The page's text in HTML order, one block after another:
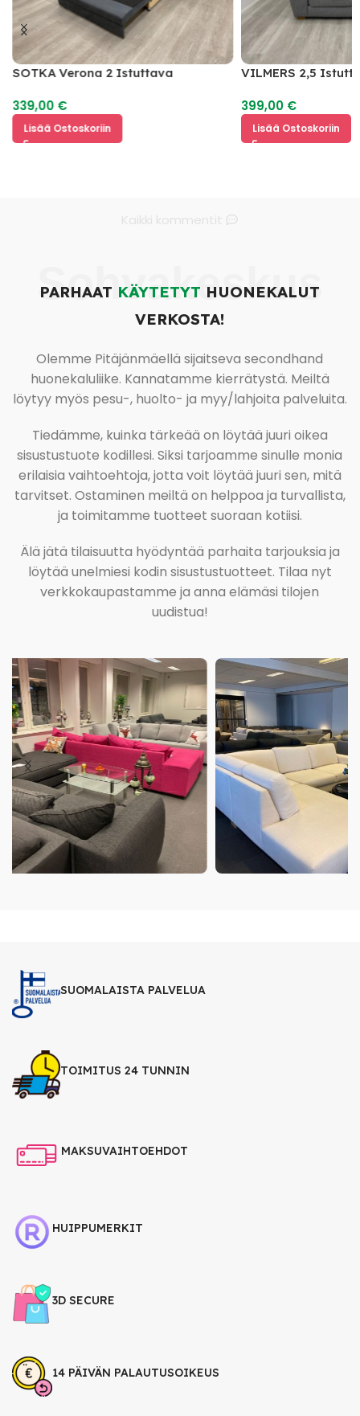
SOTKA Verona 2 Istuttava
339,00 €
Lisää Ostoskoriin
VILMERS 2,5
399,00 €
Lisää Ostoskoriin
Sohvakeskus
PARHAAT KÄYTETYT HUONEKALUT
VERKOSTA!
Olemme Pitäjänmäellä sijaitseva secondhand
huonekaluliike. Kannatamme kierrätystä. Meiltä
löytyy myös pesu-, huolto- ja myy/lahjoita palveluita.
Tiedämme, kuinka tärkeää on löytää juuri oikea
sisustustuote kodillesi. Siksi tarjoamme sinulle monia
erilaisia vaihtoehtoja, jotta voit löytää juuri sen, mitä
tarvitset. Ostaminen meiltä on helppoa ja turvallista,
ja toimitamme tuotteet suoraan kotiisi.
Älä jätä tilaisuutta hyödyntää parhaita tarjouksia ja
löytää unelmiesi kodin sisustustuotteet. Tilaa nyt
verkkokaupastamme ja anna elämäsi tilojen
uudistua!
SUOMALAISTA PALVELUA
TOIMITUS 24 TUNNIN
MAKSUVAIHTOEHDOT
HUIPPUMERKIT
3D SECURE
14 PÄIVÄN PALAUTUSOIKEUS